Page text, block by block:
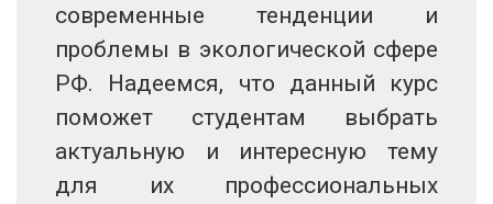
современные тенденции и
проблемы в экологической сфере
РФ. Надеемся, что данный курс
поможет студентам выбрать
актуальную и интересную тему
для их профессиональных